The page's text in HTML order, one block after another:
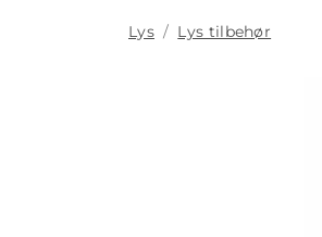
Lys Lys tilbehør